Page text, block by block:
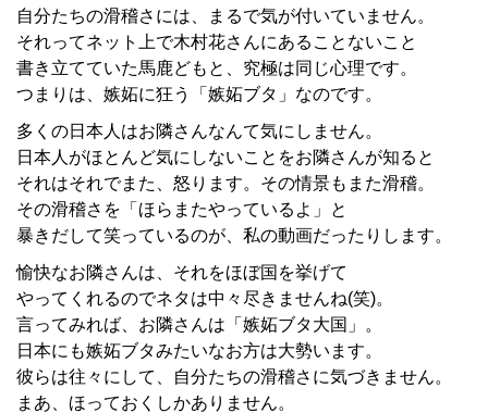
自分たちの滑稽さには、まるで気が付いていません。
それってネット上で木村花さんにあることないこと
書き立てていた馬鹿どもと、究極は同じ心理です。
つまりは、嫉妬に狂う「嫉妬ブタ」なのです。
多くの日本人はお隣さんなんて気にしません。
日本人がほとんど気にしないことをお隣さんが知ると
それはそれでまた、怒ります。その情景もまた滑稽。
その滑稽さを「ほらまたやっているよ」と
暴きだして笑っているのが、私の動画だったりします。
愉快なお隣さんは、それをほぼ国を挙げて
やってくれるのでネタは中々尽きませんね(笑)。
言ってみれば、お隣さんは「嫉妬ブタ大国」。
日本にも嫉妬ブタみたいなお方は大勢います。
彼らは往々にして、自分たちの滑稽さに気づきません。
まあ、ほっておくしかありません。